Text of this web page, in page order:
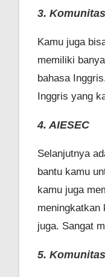
3.
Kamu juga
memiliki
bahasa
Inggris yang
4. AIESEC
Selanjutnya
bantu kamu
kamu juga
meningkatkan
juga. Sangat
5.